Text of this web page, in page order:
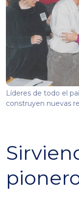
Líderes de todo el
construyen nuevas